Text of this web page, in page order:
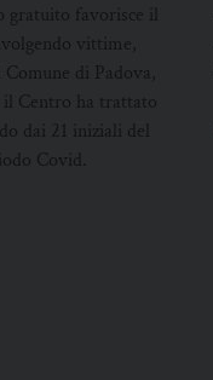
gratuito favorisce il
vittime,
di Padova,
il Centro ha trattato
dai 21 iniziali del
Covid.